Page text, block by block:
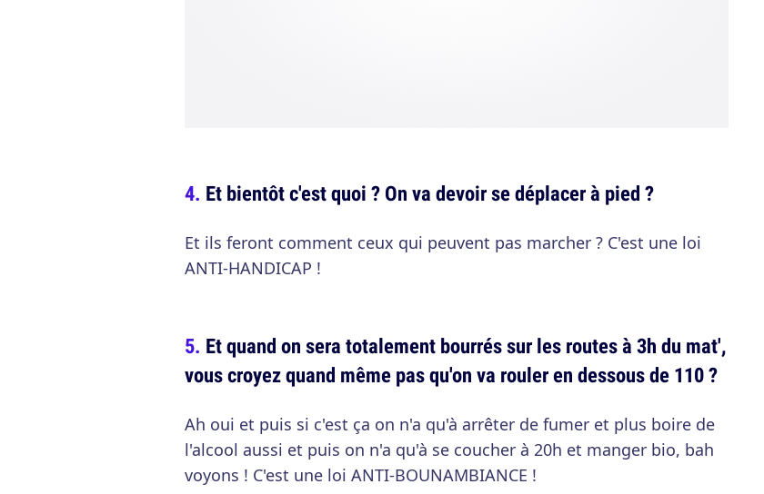
Et bientôt c'est quoi ? On va devoir se déplacer à pied ?
Et ils feront comment ceux qui peuvent pas marcher ? C'est une loi
ANTI-HANDICAP !
Et quand on sera totalement bourrés sur les routes à 3h du mat',
vous croyez quand même pas qu'on va rouler en dessous de 110 ?
Ah oui et puis si c'est ça on n'a qu'à arrêter de fumer et plus boire de
l'alcool aussi et puis on n'a qu'à se coucher à 20h et manger bio, bah
voyons ! C'est une loi ANTI-BOUNAMBIANCE !